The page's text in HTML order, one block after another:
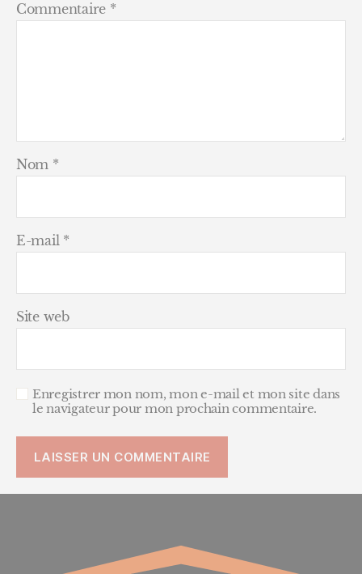
Commentaire *
Nom *
E-mail *
Site web
Enregistrer mon nom, mon e-mail et mon site dans
le navigateur pour mon prochain commentaire.